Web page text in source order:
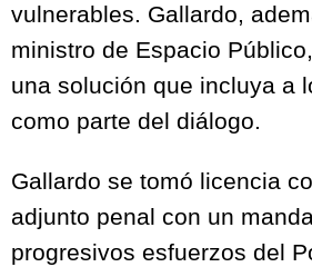
vulnerables. Gallardo,
ministro de Espacio
una solución que incluya a
como parte del diálogo.
Gallardo se tomó licencia
adjunto penal con un
progresivos esfuerzos del